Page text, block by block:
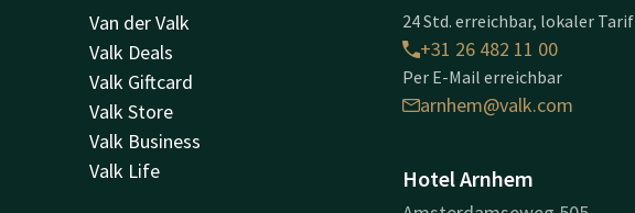
Van der Valk
Valk Deals
Valk Giftcard
Valk Store
Valk Business
Valk Life
24 Std. erreichbar, lokaler Tarif
+31 26 482 11 00
Per E-Mail erreichbar
arnhem@valk.com
Hotel Arnhem